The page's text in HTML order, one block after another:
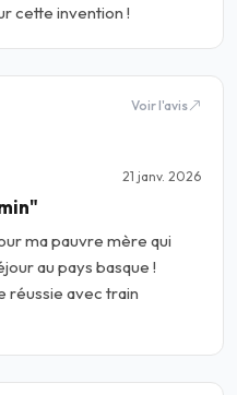
cette invention !
21 janv. 2026
ma pauvre mère qui
au pays basque !
réussie avec train
Voir l'avis